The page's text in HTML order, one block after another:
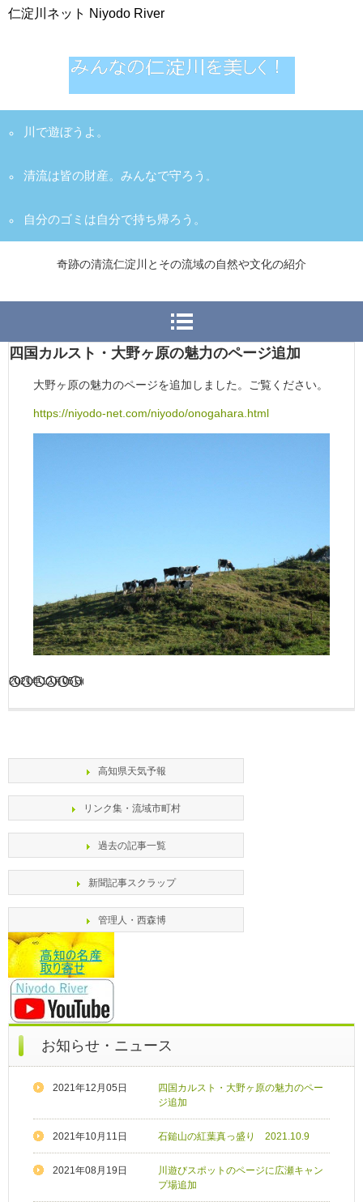
仁淀川ネット Niyodo River
川で遊ぼうよ。
清流は皆の財産。みんなで守ろう 。
自分のゴミは自分で持ち帰ろう。
奇跡の清流仁淀川とその流域の自然や文化の紹介
四国カルスト・大野ヶ原の魅力のページ追加
大野ヶ原の魅力のページを追加しました。ご覧ください。
https://niyodo-net.com/niyodo/onogahara.html
2021年12月05日
高知県天気予報
リンク集・流域市町村
過去の記事一覧
新聞記事スクラップ
管理人・西森博
お知らせ・ニュース
2021年12月05日
四国カルスト・大野ヶ原の魅力のペー
ジ追加
2021年10月11日 石鎚山の紅葉真っ盛り 2021.10.9
2021年08月19日
川遊びスポットのページに広瀬キャン
プ場追加